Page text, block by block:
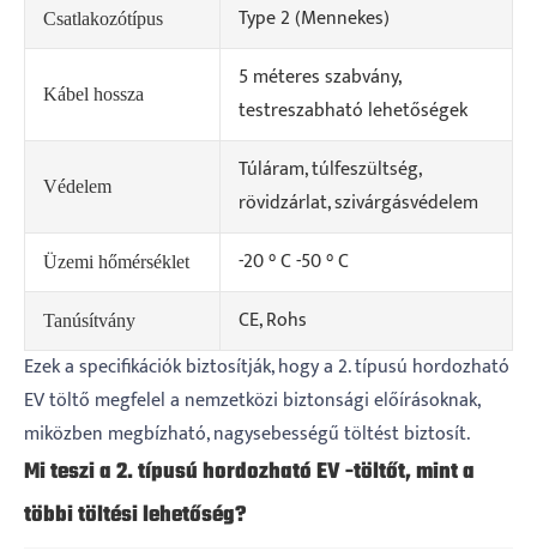
Csatlakozótípus Type 2 (Mennekes)
Kábel hossza
5 méteres szabvány,
testreszabható lehetőségek
Védelem
Túláram, túlfeszültség,
rövidzárlat, szivárgásvédelem
Üzemi hőmérséklet -20 ° C -50 ° C
Tanúsítvány
CE, Rohs
Ezek a specifikációk biztosítják, hogy a 2. típusú hordozható
EV töltő megfelel a nemzetközi biztonsági előírásoknak,
miközben megbízható, nagysebességű töltést biztosít.
Mi teszi a 2. típusú hordozható EV -töltőt, mint a
többi töltési lehetőség?